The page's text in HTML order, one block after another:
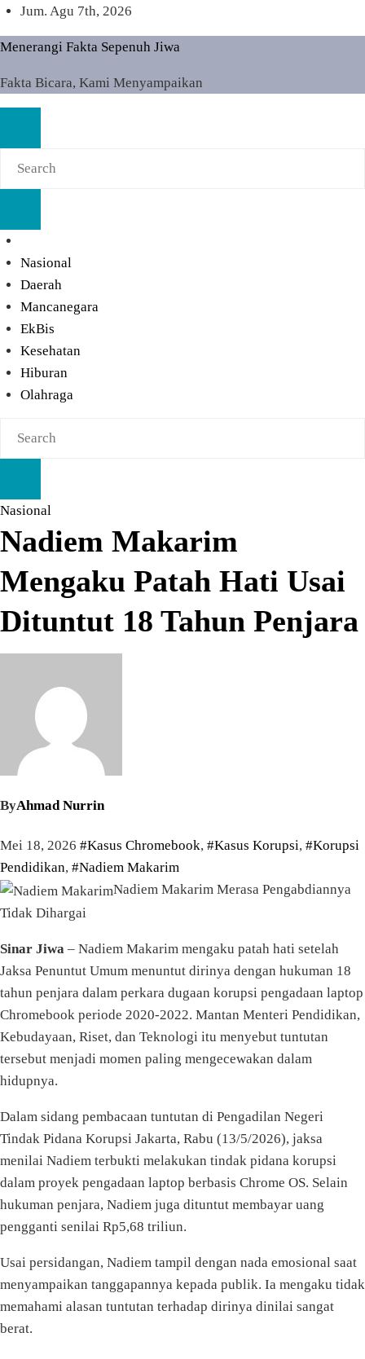
Skip
to
content
Jum. Agu 7th, 2026
Menerangi Fakta Sepenuh Jiwa
Fakta Bicara, Kami Menyampaikan
Nasional
Daerah
Mancanegara
EkBis
Kesehatan
Hiburan
Olahraga
Nasional
Nadiem Makarim
Mengaku Patah Hati Usai
Dituntut 18 Tahun Penjara
ByAhmad Nurrin
Mei 18, 2026 #Kasus Chromebook, #Kasus Korupsi, #Korupsi
Pendidikan, #Nadiem Makarim
Nadiem Makarim Merasa Pengabdiannya
Tidak Dihargai
Sinar Jiwa – Nadiem Makarim mengaku patah hati setelah
Jaksa Penuntut Umum menuntut dirinya dengan hukuman 18
tahun penjara dalam perkara dugaan korupsi pengadaan laptop
Chromebook periode 2020-2022. Mantan Menteri Pendidikan,
Kebudayaan, Riset, dan Teknologi itu menyebut tuntutan
tersebut menjadi momen paling mengecewakan dalam
hidupnya.
Dalam sidang pembacaan tuntutan di Pengadilan Negeri
Tindak Pidana Korupsi Jakarta, Rabu (13/5/2026), jaksa
menilai Nadiem terbukti melakukan tindak pidana korupsi
dalam proyek pengadaan laptop berbasis Chrome OS. Selain
hukuman penjara, Nadiem juga dituntut membayar uang
pengganti senilai Rp5,68 triliun.
Usai persidangan, Nadiem tampil dengan nada emosional saat
menyampaikan tanggapannya kepada publik. Ia mengaku tidak
memahami alasan tuntutan terhadap dirinya dinilai sangat
berat.